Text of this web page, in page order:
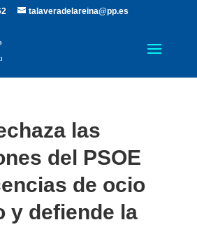
talaveradelareina@pp.es
las
del PSOE
de ocio
y defiende la